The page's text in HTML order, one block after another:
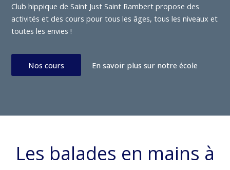
Club hippique de Saint Just Saint Rambert propose des
activités et des cours pour tous les âges, tous les niveaux et
toutes les envies !
Nos cours En savoir plus sur notre école
Les balades en mains à